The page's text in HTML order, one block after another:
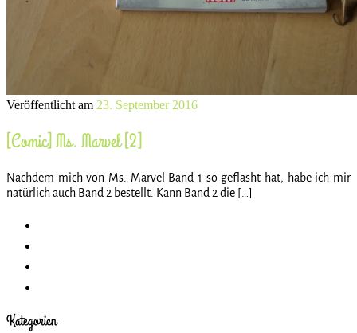
Veröffentlicht am 23. September 2016
[Comic] Ms. Marvel [2]
Nachdem mich von Ms. Marvel Band 1 so geflasht hat, habe ich mir
natürlich auch Band 2 bestellt. Kann Band 2 die […]
Kategorien